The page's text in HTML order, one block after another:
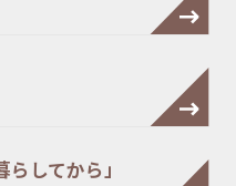
してから」